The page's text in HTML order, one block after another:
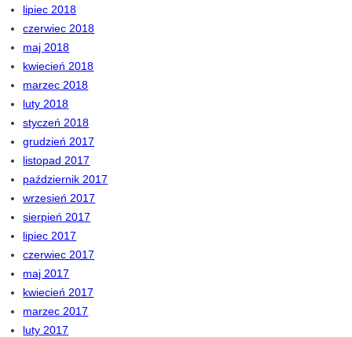
lipiec 2018
czerwiec 2018
maj 2018
kwiecień 2018
marzec 2018
luty 2018
styczeń 2018
grudzień 2017
listopad 2017
październik 2017
wrzesień 2017
sierpień 2017
lipiec 2017
czerwiec 2017
maj 2017
kwiecień 2017
marzec 2017
luty 2017